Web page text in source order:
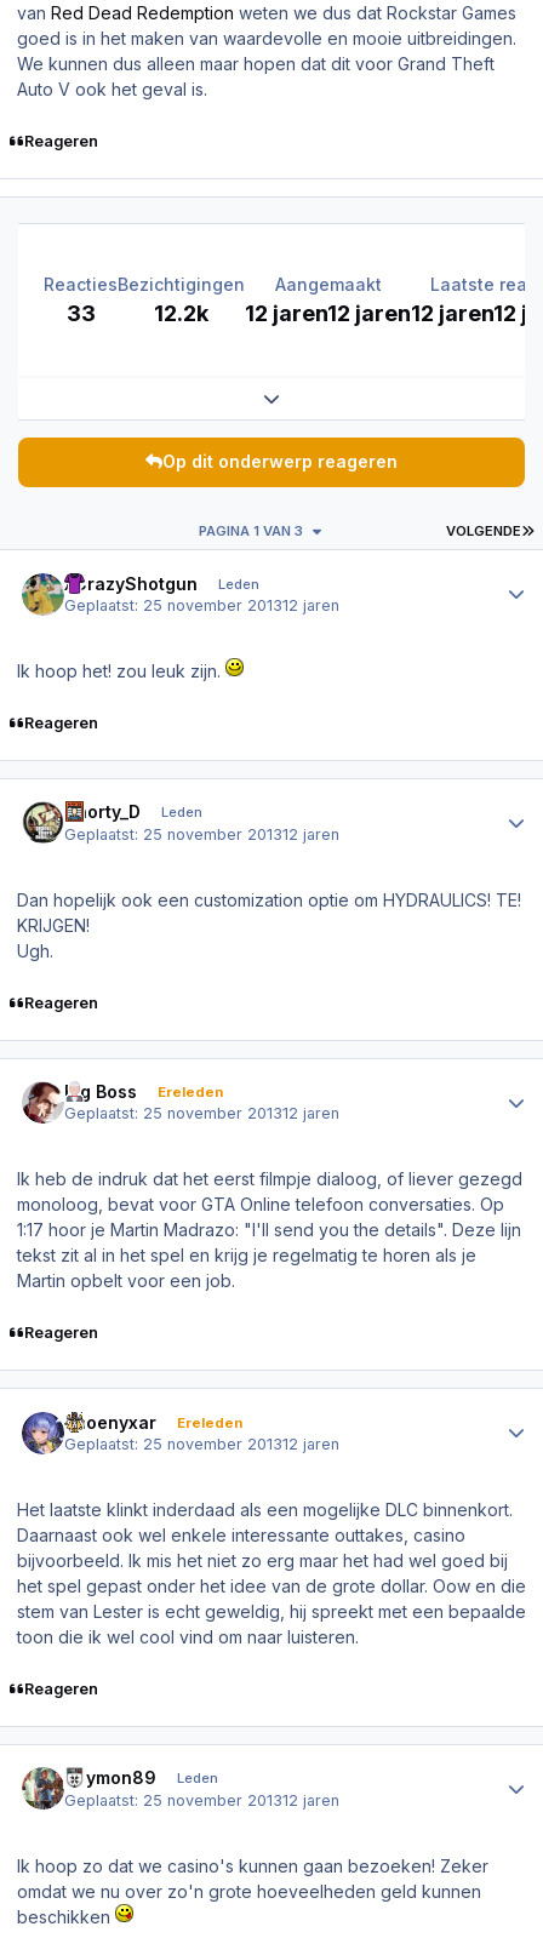
van Red Dead Redemption weten we dus dat Rockstar Games
goed is in het maken van waardevolle en mooie uitbreidingen.
We kunnen dus alleen maar hopen dat dit voor Grand Theft
Auto V ook het geval is.
Reageren
Reacties
33
Bezichtigingen
12.2k
Aangemaakt
12 jaren12 jaren
Laatste
12 jaren12
Expand topic overview
Op dit onderwerp reageren
VOLGENDE
PAGINA 1 VAN 3
xCrazyShotgun Leden
Geplaatst: 25 november 201312 jaren
Ik hoop het! zou leuk zijn.
Reageren
Shorty_D Leden
Geplaatst: 25 november 201312 jaren
Dan hopelijk ook een customization optie om HYDRAULICS! TE!
KRIJGEN!
Ugh.
Reageren
Big Boss Ereleden
Geplaatst: 25 november 201312 jaren
Ik heb de indruk dat het eerst filmpje dialoog, of liever gezegd
monoloog, bevat voor GTA Online telefoon conversaties. Op
1:17 hoor je Martin Madrazo: "I'll send you the details". Deze lijn
tekst zit al in het spel en krijg je regelmatig te horen als je
Martin opbelt voor een job.
Reageren
Phoenyxar Ereleden
Geplaatst: 25 november 201312 jaren
Het laatste klinkt inderdaad als een mogelijke DLC binnenkort.
Daarnaast ook wel enkele interessante outtakes, casino
bijvoorbeeld. Ik mis het niet zo erg maar het had wel goed bij
het spel gepast onder het idee van de grote dollar. Oow en die
stem van Lester is echt geweldig, hij spreekt met een bepaalde
toon die ik wel cool vind om naar luisteren.
Reageren
Raymon89 Leden
Geplaatst: 25 november 201312 jaren
Ik hoop zo dat we casino's kunnen gaan bezoeken! Zeker
omdat we nu over zo'n grote hoeveelheden geld kunnen
beschikken